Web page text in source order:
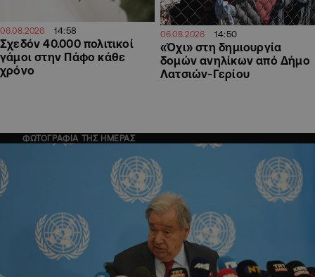
06.08.2026 14:58
Σχεδόν 40.000 πολιτικοί
γάμοι στην Πάφο κάθε
χρόνο
06.08.2026 14:50
«Όχι» στη δημιουργία
δομών ανηλίκων από Δήμο
Λατσιών-Γερίου
ΦΩΤΟΓΡΑΦΙΑ ΤΗΣ ΗΜΕΡΑΣ